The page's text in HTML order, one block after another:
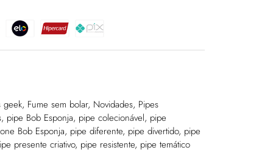
geek, Fume sem bolar, Novidades, Pipes
, pipe Bob Esponja, pipe colecionável, pipe
Bob Esponja, pipe diferente, pipe divertido, pipe
presente criativo, pipe resistente, pipe temático